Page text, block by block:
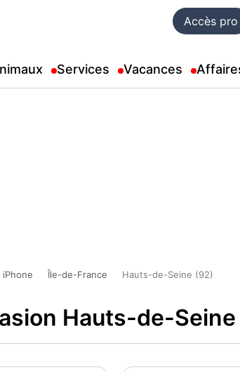
Accès pro
Services Vacances
iPhone Île-de-France Hauts-de-Seine (92)
Hauts-de-